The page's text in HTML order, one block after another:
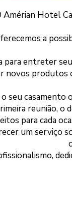
Amérian Hotel
a
para entreter
novos produtos
o seu casamento
reunião, o
para cada
um serviço